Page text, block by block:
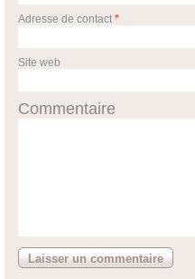
Adresse de contact *
Site web
Commentaire